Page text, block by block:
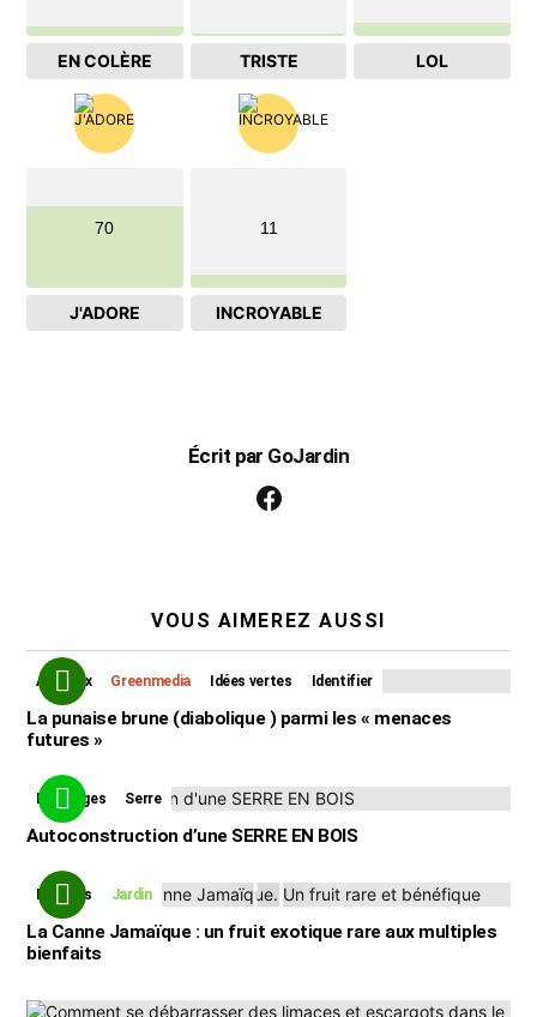
EN COLÈRE TRISTE LOL
70
J'ADORE
11
INCROYABLE
Écrit par GoJardin
VOUS AIMEREZ AUSSI
Animaux Greenmedia Idées vertes Identifier
La punaise brune (diabolique ) parmi les « menaces
futures »
Bricolages Serre
Autoconstruction d’une SERRE EN BOIS
Fruitiers Jardin
La Canne Jamaïque : un fruit exotique rare aux multiples
bienfaits